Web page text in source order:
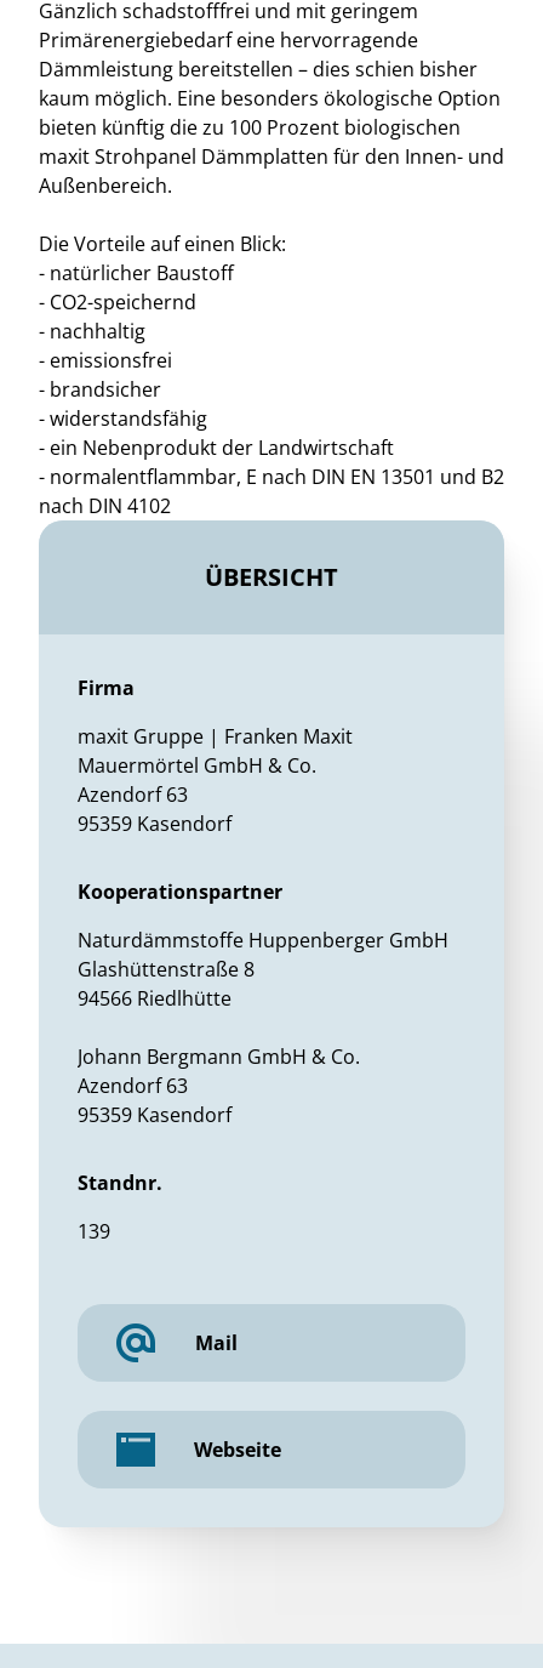
Gänzlich schadstofffrei und mit geringem
Primärenergiebedarf eine hervorragende
Dämmleistung bereitstellen – dies schien bisher
kaum möglich. Eine besonders ökologische Option
bieten künftig die zu 100 Prozent biologischen
maxit Strohpanel Dämmplatten für den Innen- und
Außenbereich.
Die Vorteile auf einen Blick:
- natürlicher Baustoff
- CO2-speichernd
- nachhaltig
- emissionsfrei
- brandsicher
- widerstandsfähig
- ein Nebenprodukt der Landwirtschaft
- normalentflammbar, E nach DIN EN 13501 und B2
nach DIN 4102
ÜBERSICHT
Firma
maxit Gruppe | Franken Maxit
Mauermörtel GmbH & Co.
Azendorf 63
95359 Kasendorf
Kooperationspartner
Naturdämmstoffe Huppenberger GmbH
Glashüttenstraße 8
94566 Riedlhütte
Johann Bergmann GmbH & Co.
Azendorf 63
95359 Kasendorf
Standnr.
139
Mail
Webseite